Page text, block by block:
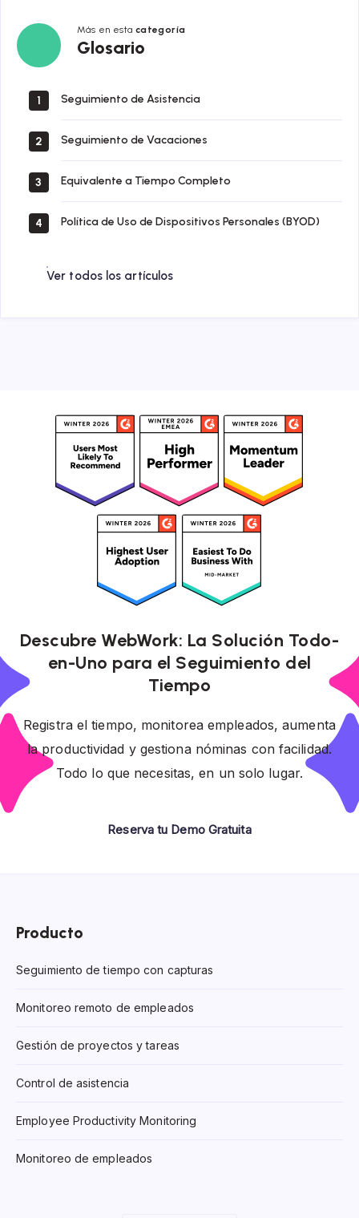
Más en esta categoría
Glosario
Glosario
1 Seguimiento de Asistencia
2 Seguimiento de Vacaciones
3 Equivalente a Tiempo Completo
4 Política de Uso de Dispositivos Personales (BYOD)
Ver todos los artículos
Descubre WebWork: La Solución Todo-
en-Uno para el Seguimiento del
Tiempo
Registra el tiempo, monitorea empleados, aumenta
la productividad y gestiona nóminas con facilidad.
Todo lo que necesitas, en un solo lugar.
Reserva tu Demo Gratuita
Producto
Seguimiento de tiempo con capturas
Monitoreo remoto de empleados
Gestión de proyectos y tareas
Control de asistencia
Employee Productivity Monitoring
Monitoreo de empleados